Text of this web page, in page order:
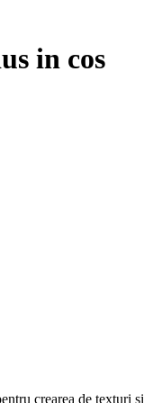
in cos
crearea de texturi